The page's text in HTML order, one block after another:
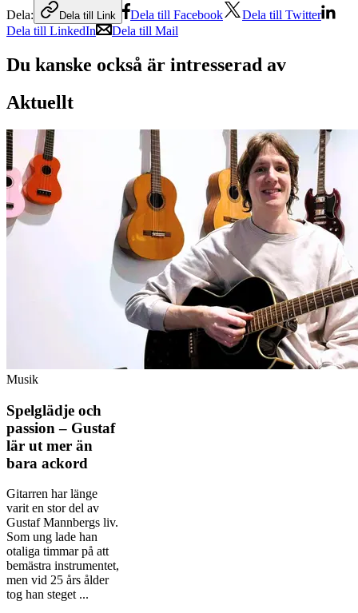
Dela: Dela till Link Dela till Facebook
Dela till Twitter
Dela till LinkedIn
Dela till Mail
Du kanske också är intresserad av
Aktuellt
Musik
Spelglädje och
passion – Gustaf
lär ut mer än
bara ackord
Gitarren har länge
varit en stor del av
Gustaf Mannbergs liv.
Som ung lade han
otaliga timmar på att
bemästra instrumentet,
men vid 25 års ålder
tog han steget ...